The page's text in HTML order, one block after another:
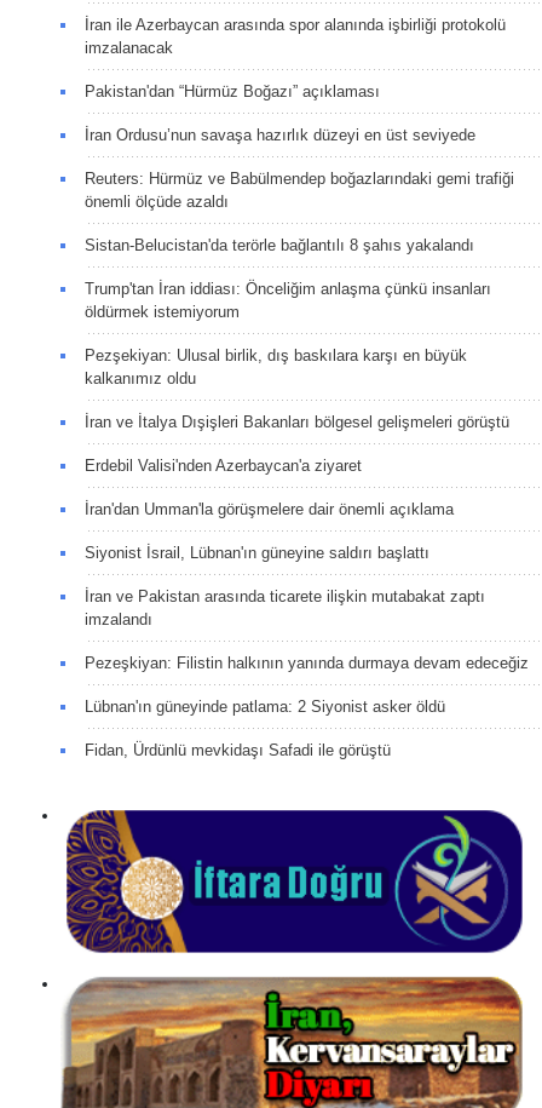
İran ile Azerbaycan arasında spor alanında işbirliği protokolü
imzalanacak
Pakistan'dan “Hürmüz Boğazı” açıklaması
İran Ordusu’nun savaşa hazırlık düzeyi en üst seviyede
Reuters: Hürmüz ve Babülmendep boğazlarındaki gemi trafiği
önemli ölçüde azaldı
Sistan-Belucistan'da terörle bağlantılı 8 şahıs yakalandı
Trump'tan İran iddiası: Önceliğim anlaşma çünkü insanları
öldürmek istemiyorum
Pezşekiyan: Ulusal birlik, dış baskılara karşı en büyük
kalkanımız oldu
İran ve İtalya Dışişleri Bakanları bölgesel gelişmeleri görüştü
Erdebil Valisi'nden Azerbaycan'a ziyaret
İran'dan Umman'la görüşmelere dair önemli açıklama
Siyonist İsrail, Lübnan'ın güneyine saldırı başlattı
İran ve Pakistan arasında ticarete ilişkin mutabakat zaptı
imzalandı
Pezeşkiyan: Filistin halkının yanında durmaya devam edeceğiz
Lübnan'ın güneyinde patlama: 2 Siyonist asker öldü
Fidan, Ürdünlü mevkidaşı Safadi ile görüştü